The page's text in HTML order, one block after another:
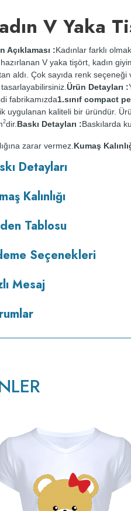
V Yaka
Açıklaması :Kadınlar farklı
V yaka tişört, kadın
aldı. Çok sayıda renk
Ürün Detayları :
fabrikamızda1.sınıf compact
uygulanan kaliteli bir üründür.
2dir. Baskı Detayları :Baskılarda
zarar vermez. Kumaş
Kurutma makinesinde
Detayları
Kalınlığı
Tablosu
Seçenekleri
Mesaj